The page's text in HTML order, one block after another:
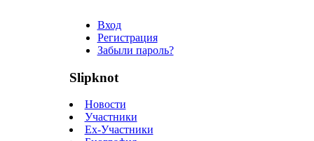
Вход
Регистрация
Забыли пароль?
Slipknot
Новости
Участники
Ex-Участники